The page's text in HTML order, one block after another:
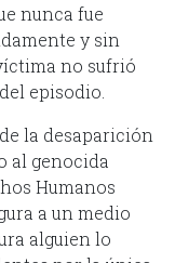
nunca fue
y sin
no sufrió
episodio.
la desaparición
al genocida
Humanos
a un medio
alguien lo